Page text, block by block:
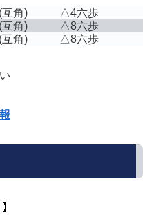
(互角)
△4六歩
(互角)
△8六歩
(互角) △8六歩